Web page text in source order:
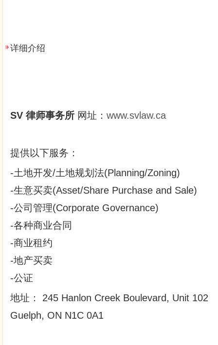
详细介绍
SV 律师事务所 网址： www.svlaw.ca
提供以下服务：
-土地开发/土地规划法(Planning/Zoning)
-生意买卖(Asset/Share Purchase and Sale)
-公司管理(Corporate Governance)
-各种商业合同
-商业租约
-地产买卖
-公证
地址： 245 Hanlon Creek Boulevard, Unit 102
Guelph, ON N1C 0A1